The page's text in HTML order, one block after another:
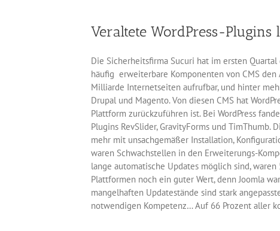
dicht
Veraltete WordPress-Plugins
Die Sicherheitsfirma Sucuri hat im ersten
häufig erweiterbare Komponenten von CMS
Milliarde Internetseiten aufrufbar, und hinter
Drupal und Magento. Von diesen CMS hat
Plattform zurückzuführen ist. Bei WordPress
Plugins RevSlider, GravityForms und
mehr mit unsachgemäßer Installation,
waren Schwachstellen in den Erweiterungs-
lange automatische Updates möglich sind,
Plattformen noch ein guter Wert, denn Joomla
mangelhaften Updatestände sind stark
notwendigen Kompetenz… Auf 66 Prozent aller